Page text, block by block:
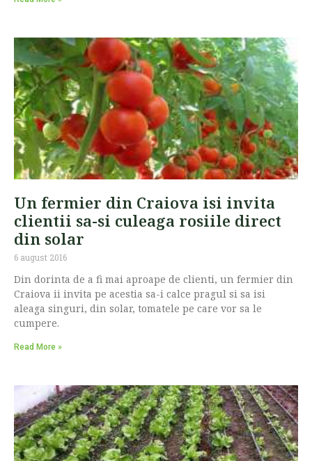
Un fermier din Craiova isi invita
clientii sa-si culeaga rosiile direct
din solar
6 august 2016
Din dorinta de a fi mai aproape de clienti, un fermier din
Craiova ii invita pe acestia sa-i calce pragul si sa isi
aleaga singuri, din solar, tomatele pe care vor sa le
cumpere.
Read More »